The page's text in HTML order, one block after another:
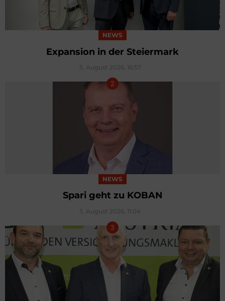
NEWS
Expansion in der Steiermark
5. August 2026, 16:57
NEWS
Spari geht zu KOBAN
3. August 2026, 11:04